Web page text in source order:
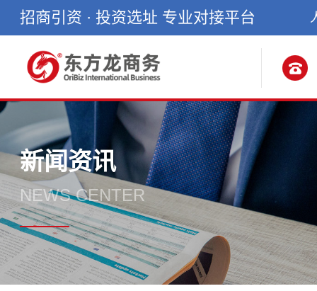
招商引资 · 投资选址 专业对接平台
新闻资讯
NEWS CENTER